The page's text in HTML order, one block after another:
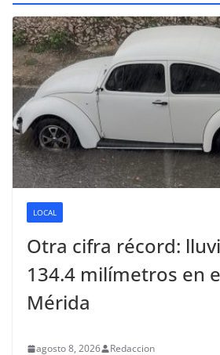
LOCAL
Otra cifra récord:
134.4 milímetros en
Mérida
agosto 8, 2026 Redaccion